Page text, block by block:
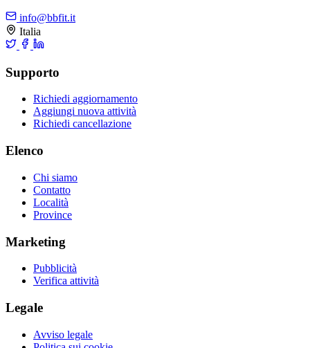
info@bbfit.it
Italia
Supporto
Richiedi aggiornamento
Aggiungi nuova attività
Richiedi cancellazione
Elenco
Chi siamo
Contatto
Località
Province
Marketing
Pubblicità
Verifica attività
Legale
Avviso legale